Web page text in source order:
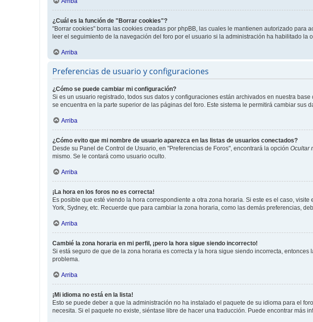
¿Cuál es la función de "Borrar cookies"?
"Borrar cookies" borra las cookies creadas por phpBB, las cuales le mantienen autorizado
leer el seguimiento de la navegación del foro por el usuario si la administración ha habilitado
Arriba
Preferencias de usuario y configuraciones
¿Cómo se puede cambiar mi configuración?
Si es un usuario registrado, todos sus datos y configuraciones están archivados en nuestra
se encuentra en la parte superior de las páginas del foro. Este sistema le permitirá cambiar sus
Arriba
¿Cómo evito que mi nombre de usuario aparezca en las listas de usuarios conectados?
Desde su Panel de Control de Usuario, en "Preferencias de Foros", encontrará la opción Ocultar
mismo. Se le contará como usuario oculto.
Arriba
¡La hora en los foros no es correcta!
Es posible que esté viendo la hora correspondiente a otra zona horaria. Si este es el caso,
York, Sydney, etc. Recuerde que para cambiar la zona horaria, como las demás preferencias,
Arriba
Cambié la zona horaria en mi perfil, ¡pero la hora sigue siendo incorrecto!
Si está seguro de que de la zona horaria es correcta y la hora sigue siendo incorrecta,
problema.
Arriba
¡Mi idioma no está en la lista!
Esto se puede deber a que la administración no ha instalado el paquete de su idioma para el
necesita. Si el paquete no existe, siéntase libre de hacer una traducción. Puede encontrar más